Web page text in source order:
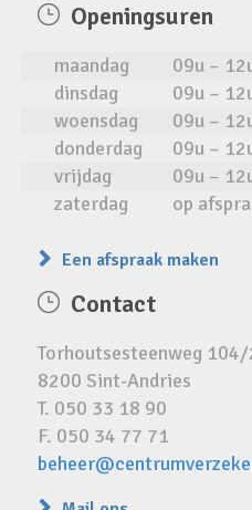
Openingsuren
maandag 09u –
dinsdag
09u –
woensdag
09u –
donderdag
09u –
vrijdag
09u –
zaterdag
op
Een afspraak maken
Contact
Torhoutsesteenweg 104/
8200 Sint-Andries
T. 050 33 18 90
F. 050 34 77 71